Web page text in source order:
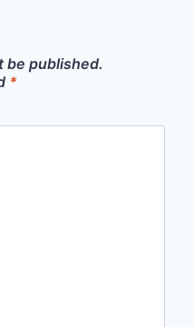
be published.
*